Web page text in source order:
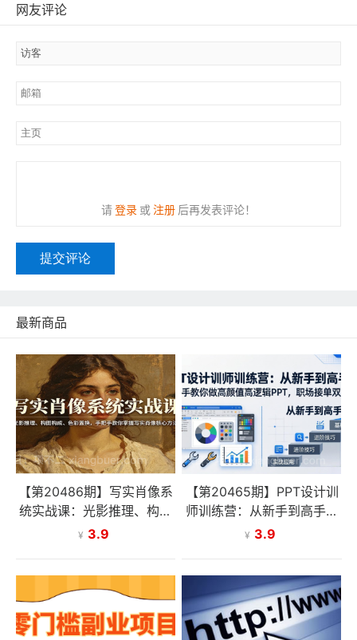
网友评论
请登录 或 注册 后再发表评论！
提交评论
最新商品
【第20486期】写实肖像系
统实战课：光影推理、构图
构成、色彩置换，手把手教
¥ 3.9
【第20465期】PPT设计训
师训练营：从新手到高手，
手把手教你做高颜值高逻辑
¥ 3.9